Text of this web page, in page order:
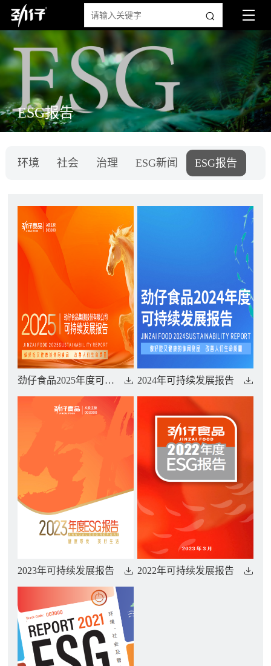
ESG报告
环境 社会 治理 ESG新闻 ESG报告
劲仔食品2025年度可持续发展报告 2024年可持续发展报告
2023年可持续发展报告 2022年可持续发展报告